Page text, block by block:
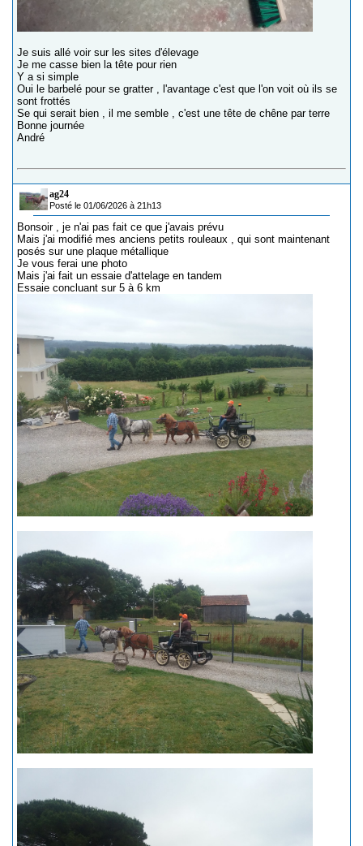
Je suis allé voir sur les sites d'élevage
Je me casse bien la tête pour rien
Y a si simple
Oui le barbelé pour se gratter , l'avantage c'est que l'on voit où ils se
sont frottés
Se qui serait bien , il me semble , c'est une tête de chêne par terre
Bonne journée
André
ag24
Posté le 01/06/2026 à 21h13
Bonsoir , je n'ai pas fait ce que j'avais prévu
Mais j'ai modifié mes anciens petits rouleaux , qui sont maintenant
posés sur une plaque métallique
Je vous ferai une photo
Mais j'ai fait un essaie d'attelage en tandem
Essaie concluant sur 5 à 6 km